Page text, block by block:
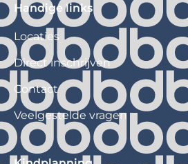
Handige links
Locaties
Direct inschrijven
Contact
Veelgestelde vragen